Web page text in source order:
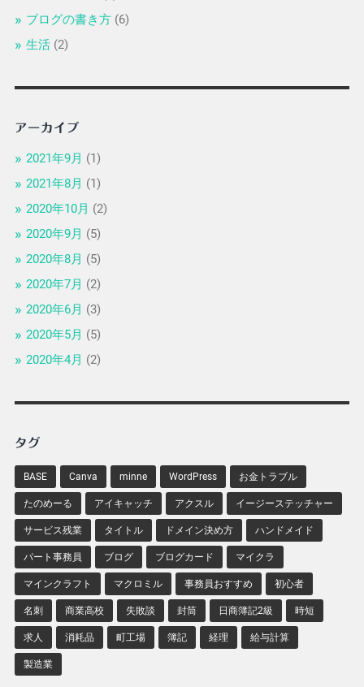
ブログの書き方(6)
生活(2)
アーカイブ
2021年9月 (1)
2021年8月 (1)
2020年10月 (2)
2020年9月 (5)
2020年8月 (5)
2020年7月 (2)
2020年6月 (3)
2020年5月 (5)
2020年4月 (2)
タグ
BASE Canva minne WordPress お金トラブル
たのめーる アイキャッチ アクスル イージーステッチャー
サービス残業 タイトル ドメイン決め方 ハンドメイド
パート事務員 ブログ ブログカード マイクラ
マインクラフト マクロミル 事務員おすすめ 初心者
名刺 商業高校 失敗談 封筒 日商簿記2級 時短
求人 消耗品 町工場 簿記 経理 給与計算
製造業